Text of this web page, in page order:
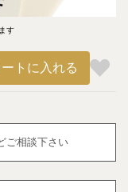
す
トに入れる
ご相談下さい